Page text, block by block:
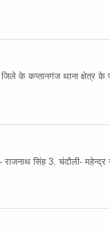
के कप्तानगंज थाना क्षेत्र के
सिंह 3. चंदौली- महेन्द्र